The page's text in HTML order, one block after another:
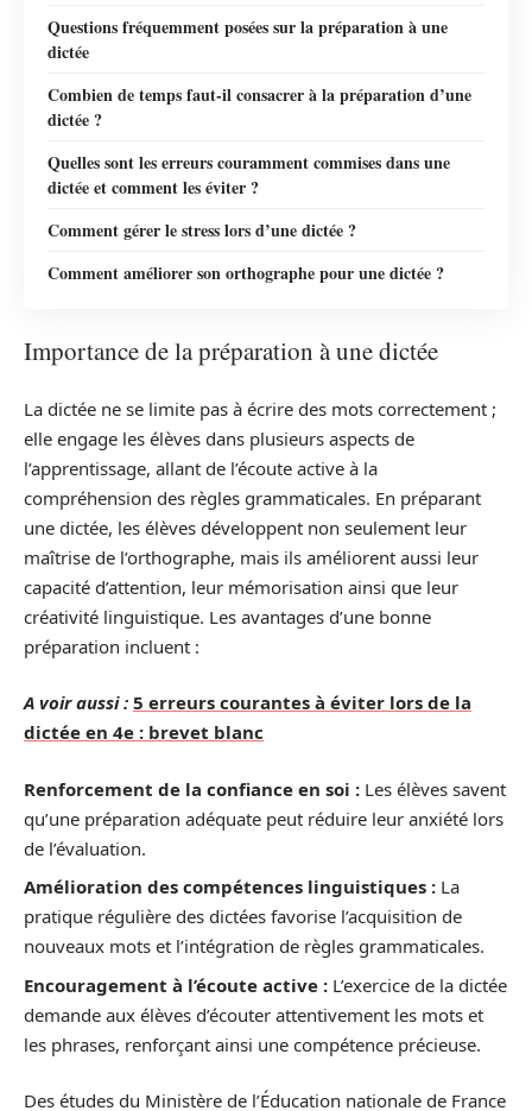
Questions fréquemment posées sur la préparation à une
dictée
Combien de temps faut-il consacrer à la préparation d’une
dictée ?
Quelles sont les erreurs couramment commises dans une
dictée et comment les éviter ?
Comment gérer le stress lors d’une dictée ?
Comment améliorer son orthographe pour une dictée ?
Importance de la préparation à une dictée
La dictée ne se limite pas à écrire des mots correctement ;
elle engage les élèves dans plusieurs aspects de
l’apprentissage, allant de l’écoute active à la
compréhension des règles grammaticales. En préparant
une dictée, les élèves développent non seulement leur
maîtrise de l’orthographe, mais ils améliorent aussi leur
capacité d’attention, leur mémorisation ainsi que leur
créativité linguistique. Les avantages d’une bonne
préparation incluent :
A voir aussi : 5 erreurs courantes à éviter lors de la
dictée en 4e : brevet blanc
Renforcement de la confiance en soi : Les élèves savent
qu’une préparation adéquate peut réduire leur anxiété lors
de l’évaluation.
Amélioration des compétences linguistiques : La
pratique régulière des dictées favorise l’acquisition de
nouveaux mots et l’intégration de règles grammaticales.
Encouragement à l’écoute active : L’exercice de la dictée
demande aux élèves d’écouter attentivement les mots et
les phrases, renforçant ainsi une compétence précieuse.
Des études du Ministère de l’Éducation nationale de France